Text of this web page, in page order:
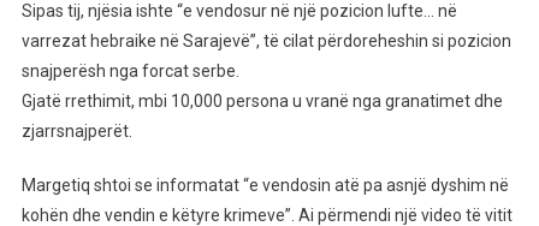
Sipas tij, njësia ishte “e vendosur në një pozicion lufte… në
varrezat hebraike në Sarajevë”, të cilat përdoreheshin si pozicion
snajperësh nga forcat serbe.
Gjatë rrethimit, mbi 10,000 persona u vranë nga granatimet dhe
zjarrsnajperët.
Margetiq shtoi se informatat “e vendosin atë pa asnjë dyshim në
kohën dhe vendin e këtyre krimeve”. Ai përmendi një video të vitit